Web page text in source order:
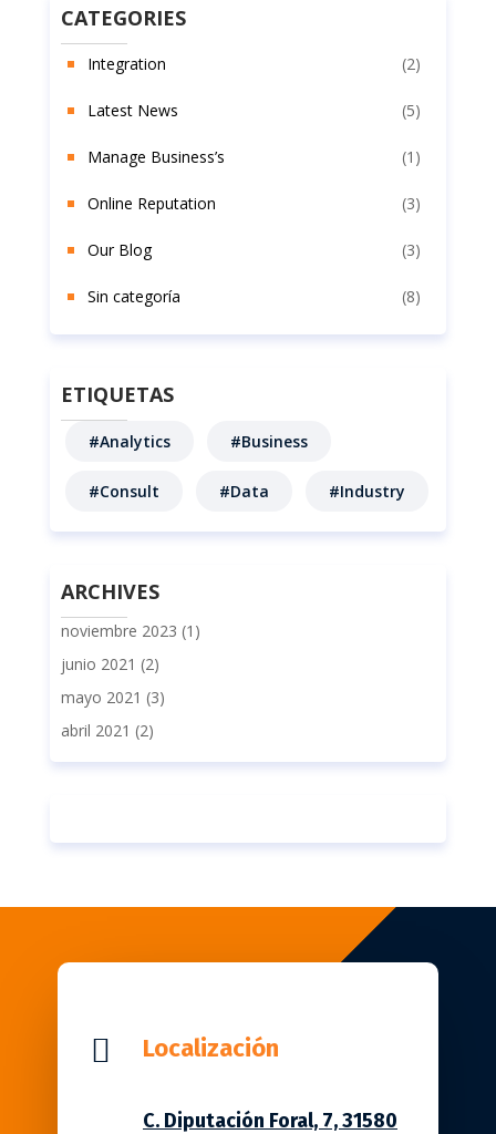
CATEGORIES
Integration (2)
Latest News (5)
Manage Business’s (1)
Online Reputation (3)
Our Blog (3)
Sin categoría (8)
ETIQUETAS
#Analytics #Business
#Consult #Data #Industry
ARCHIVES
noviembre 2023 (1)
junio 2021 (2)
mayo 2021 (3)
abril 2021 (2)
 Localización
C. Diputación Foral, 7, 31580